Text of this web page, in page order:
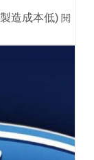
造成本低) 閱